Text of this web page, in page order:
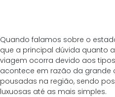
Quando falamos sobre o
que a principal dúvida quanto
viagem ocorra devido aos
acontece em razão da grande
pousadas na região, sendo
luxuosas até as mais simples.